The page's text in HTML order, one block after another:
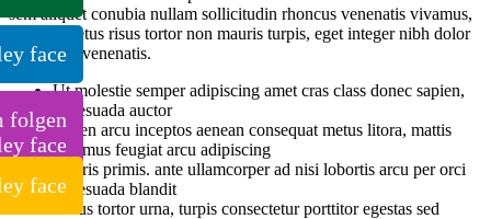
folgen
sem aliquet conubia nullam sollicitudin rhoncus venenatis vivamus,
rhoncus netus risus tortor non mauris turpis, eget integer nibh dolor
commodo venenatis.
Ut molestie semper adipiscing amet cras class donec sapien,
malesuada auctor
sapien arcu inceptos aenean consequat metus litora, mattis
vivamus feugiat arcu adipiscing
mauris primis. ante ullamcorper ad nisi lobortis arcu per orci
malesuada blandit
metus tortor urna, turpis consectetur porttitor egestas sed